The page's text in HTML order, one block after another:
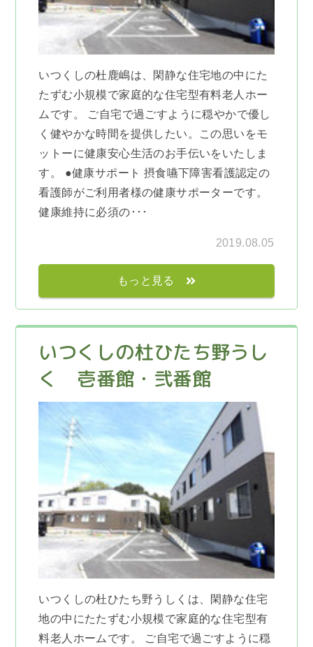
いつくしの杜鹿嶋は、閑静な住宅地の中にた
たずむ小規模で家庭的な住宅型有料老人ホー
ムです。 ご自宅で過ごすように穏やかで優し
く健やかな時間を提供したい。この思いをモ
ットーに健康安心生活のお手伝いをいたしま
す。 ●健康サポート 摂食嚥下障害看護認定の
看護師がご利用者様の健康サポーターです。
健康維持に必須の･･･
2019.08.05
もっと見る
いつくしの杜ひたち野うし
く 壱番館・弐番館
いつくしの杜ひたち野うしくは、閑静な住宅
地の中にたたずむ小規模で家庭的な住宅型有
料老人ホームです。 ご自宅で過ごすように穏